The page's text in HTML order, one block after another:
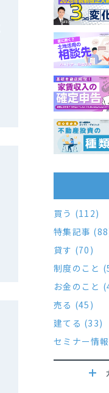
買う (112)
特集記事
貸す (70)
制度のこと
お金のこと
売る (45)
建てる (33)
セミナー情